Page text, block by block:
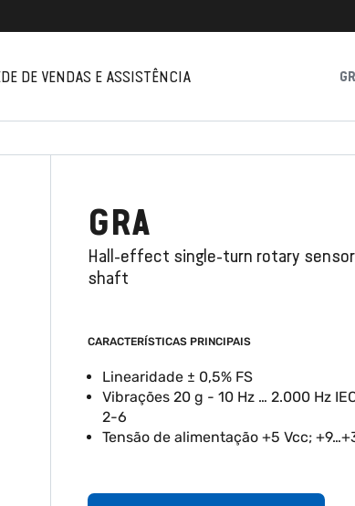
DE VENDAS E ASSISTÊNCIA
GRA
Hall-effect single-turn rotary
shaft
CARACTERÍSTICAS PRINCIPAIS
Linearidade ± 0,5% FS
Vibrações 20 g - 10 Hz … 2.000 Hz
2-6
Tensão de alimentação +5 Vcc;